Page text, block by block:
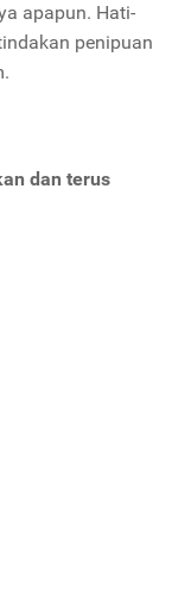
apapun. Hati-
penipuan
dan terus